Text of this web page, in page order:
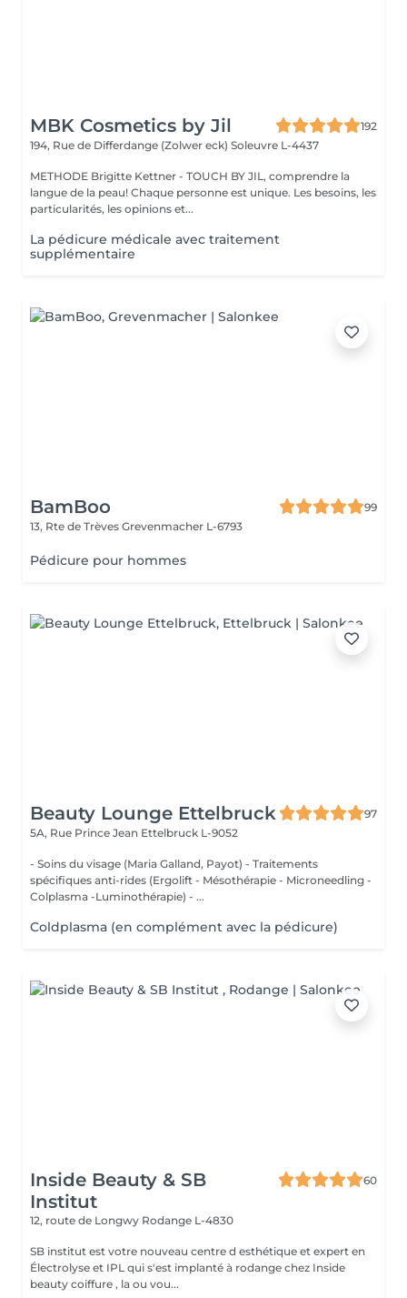
MBK Cosmetics by Jil
192
194, Rue de Differdange (Zolwer eck) Soleuvre L-4437
METHODE Brigitte Kettner - TOUCH BY JIL, comprendre la
langue de la peau! Chaque personne est unique. Les besoins, les
particularités, les opinions et...
La pédicure médicale avec traitement
supplémentaire
BamBoo
99
13, Rte de Trèves Grevenmacher L-6793
Pédicure pour hommes
Beauty Lounge Ettelbruck
97
5A, Rue Prince Jean Ettelbruck L-9052
- Soins du visage (Maria Galland, Payot) - Traitements
spécifiques anti-rides (Ergolift - Mésothérapie - Microneedling -
Colplasma -Luminothérapie) - ...
Coldplasma (en complément avec la pédicure)
Inside Beauty & SB
Institut
60
12, route de Longwy Rodange L-4830
SB institut est votre nouveau centre d esthétique et expert en
Électrolyse et IPL qui s'est implanté à rodange chez Inside
beauty coiffure , la ou vou...